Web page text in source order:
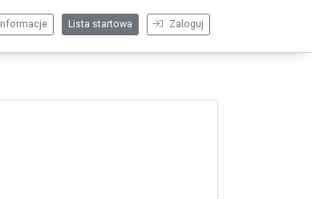
Zaloguj
Lista startowa
Informacje